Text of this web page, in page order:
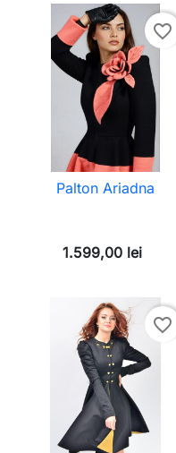
favorite_border
Palton Ariadna
1.599,00 lei
favorite_border